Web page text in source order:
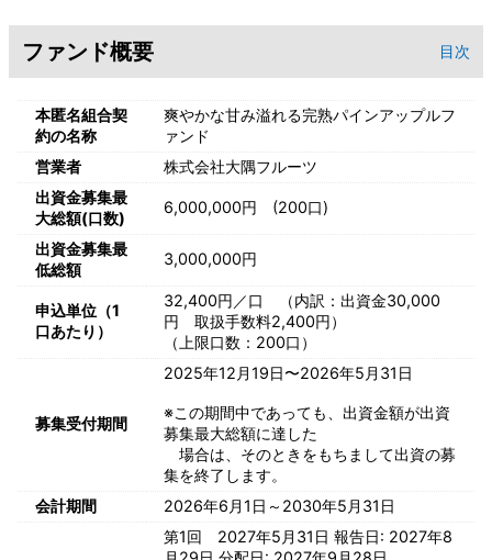
ファンド概要 目次
本匿名組合契
約の名称
爽やかな甘み溢れる完熟パインアップルフ
ァンド
営業者
株式会社大隅フルーツ
出資金募集最
大総額(口数)
6,000,000円 (200口)
出資金募集最
低総額
3,000,000円
申込単位（1
口あたり）
32,400円／口 （内訳：出資金30,000
円 取扱手数料2,400円）
（上限口数：200口）
募集受付期間
2025年12月19日〜2026年5月31日
※この期間中であっても、出資金額が出資
募集最大総額に達した
場合は、そのときをもちまして出資の募
集を終了します。
会計期間
2026年6月1日～2030年5月31日
第1回 2027年5月31日 報告日: 2027年8